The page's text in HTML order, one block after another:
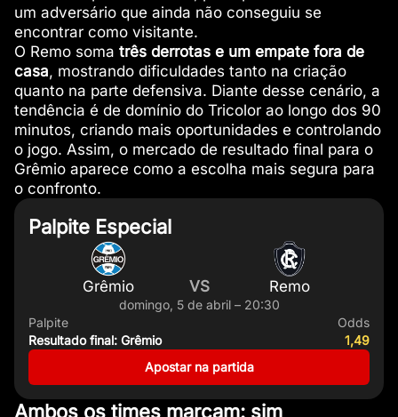
um adversário que ainda não conseguiu se
encontrar como visitante.
O Remo soma três derrotas e um empate fora de
casa, mostrando dificuldades tanto na criação
quanto na parte defensiva. Diante desse cenário, a
tendência é de domínio do Tricolor ao longo dos 90
minutos, criando mais oportunidades e controlando
o jogo. Assim, o mercado de resultado final para o
Grêmio aparece como a escolha mais segura para
o confronto.
Palpite Especial
Grêmio VS Remo
domingo, 5 de abril – 20:30
Palpite
Resultado final: Grêmio
Odds
1,49
Apostar na partida
Ambos os times marcam: sim